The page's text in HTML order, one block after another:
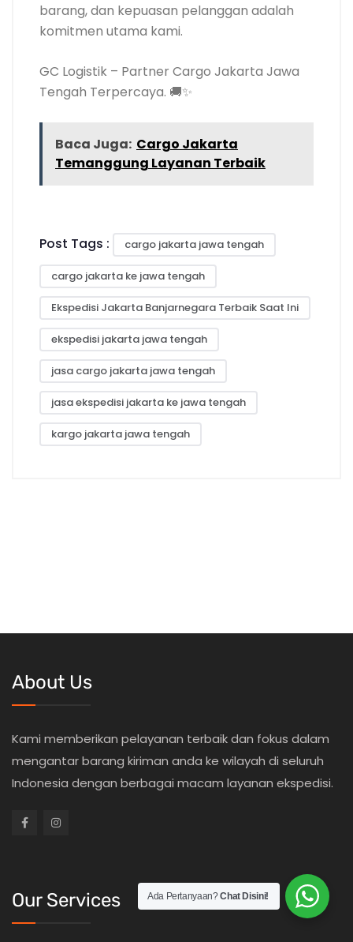
barang, dan kepuasan pelanggan adalah
komitmen utama kami.
GC Logistik – Partner Cargo Jakarta Jawa
Tengah Terpercaya. 🚚✨
Baca Juga: Cargo Jakarta
Temanggung Layanan Terbaik
Post Tags : cargo jakarta jawa tengah
cargo jakarta ke jawa tengah
Ekspedisi Jakarta Banjarnegara Terbaik Saat Ini
ekspedisi jakarta jawa tengah
jasa cargo jakarta jawa tengah
jasa ekspedisi jakarta ke jawa tengah
kargo jakarta jawa tengah
About Us
Kami memberikan pelayanan terbaik dan fokus dalam
mengantar barang kiriman anda ke wilayah di seluruh
Indonesia dengan berbagai macam layanan ekspedisi.
Our Services Ada Pertanyaan?Chat Disini!